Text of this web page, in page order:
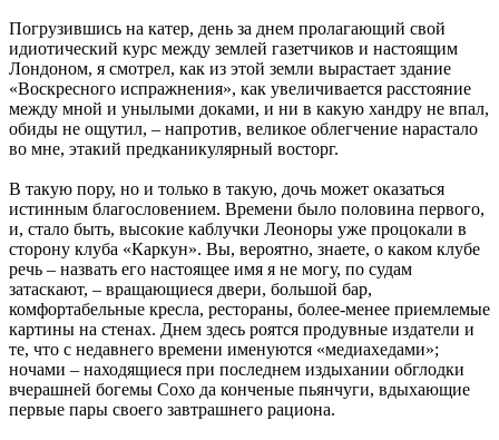
Погрузившись на катер, день за днем пролагающий свой
идиотический курс между землей газетчиков и настоящим
Лондоном, я смотрел, как из этой земли вырастает здание
«Воскресного испражнения», как увеличивается расстояние
между мной и унылыми доками, и ни в какую хандру не впал,
обиды не ощутил, – напротив, великое облегчение нарастало
во мне, этакий предканикулярный восторг.
В такую пору, но и только в такую, дочь может оказаться
истинным благословением. Времени было половина первого,
и, стало быть, высокие каблучки Леоноры уже процокали в
сторону клуба «Каркун». Вы, вероятно, знаете, о каком клубе
речь – назвать его настоящее имя я не могу, по судам
затаскают, – вращающиеся двери, большой бар,
комфортабельные кресла, рестораны, более-менее приемлемые
картины на стенах. Днем здесь роятся продувные издатели и
те, что с недавнего времени именуются «медиахедами»;
ночами – находящиеся при последнем издыхании обглодки
вчерашней богемы Сохо да конченые пьянчуги, вдыхающие
первые пары своего завтрашнего рациона.